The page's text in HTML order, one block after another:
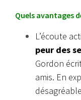
Quels avantages
L’écoute
peur des
Gordon
amis. En